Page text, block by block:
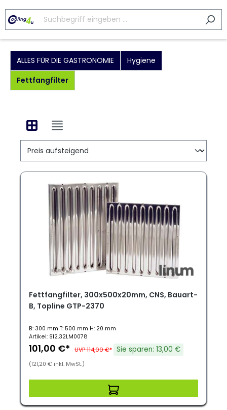
ALLES FÜR DIE GASTRONOMIE
Hygiene
Fettfangfilter
Fettfangfilter, 300x500x20mm, CNS, Bauart-
B, Topline GTP-2370
B: 300 mm T: 500 mm H: 20 mm
Artikel: S12.32LM0078
101,00 €* UVP 114,00 €* Sie sparen: 13,00 €
(121,20 € inkl. MwSt.)